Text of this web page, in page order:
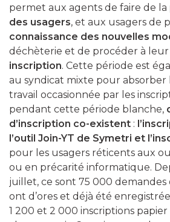
permet aux agents de faire de la
des usagers, et aux usagers de
connaissance des nouvelles
déchèterie et de procéder à leur
inscription. Cette période est
au syndicat mixte pour absorber
travail occasionnée par les
pendant cette période blanche,
d’inscription co-existent :
l’outil Join-YT de Symetri et
pour les usagers réticents aux
ou en précarité informatique.
juillet, ce sont 75 000 demandes
ont d’ores et déjà été
1 200 et 2 000 inscriptions